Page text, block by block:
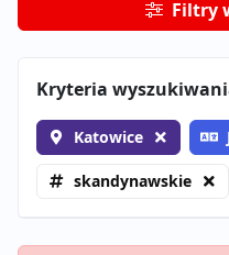
Filtry
Kryteria
Katowice
skandynawskie